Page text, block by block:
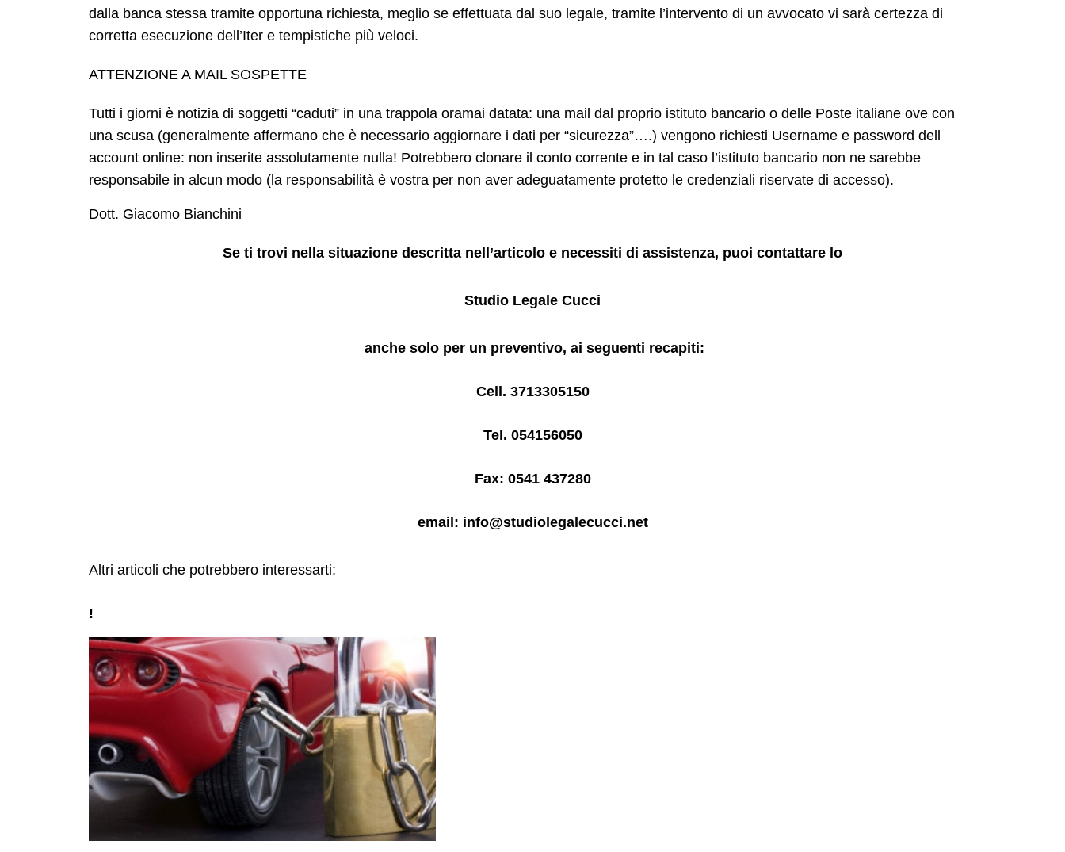
dalla banca stessa tramite opportuna richiesta, meglio se effettuata dal suo legale, tramite l’intervento di un avvocato vi sarà certezza di
corretta esecuzione dell’Iter e tempistiche più veloci.
ATTENZIONE A MAIL SOSPETTE
Tutti i giorni è notizia di soggetti “caduti” in una trappola oramai datata: una mail dal proprio istituto bancario o delle Poste italiane ove con
una scusa (generalmente affermano che è necessario aggiornare i dati per “sicurezza”….) vengono richiesti Username e password dell
account online: non inserite assolutamente nulla! Potrebbero clonare il conto corrente e in tal caso l’istituto bancario non ne sarebbe
responsabile in alcun modo (la responsabilità è vostra per non aver adeguatamente protetto le credenziali riservate di accesso).
Dott. Giacomo Bianchini
Se ti trovi nella situazione descritta nell’articolo e necessiti di assistenza, puoi contattare lo
Studio Legale Cucci
anche solo per un preventivo, ai seguenti recapiti:
Cell. 3713305150
Tel. 054156050
Fax: 0541 437280
email: info@studiolegalecucci.net
Altri articoli che potrebbero interessarti:
!